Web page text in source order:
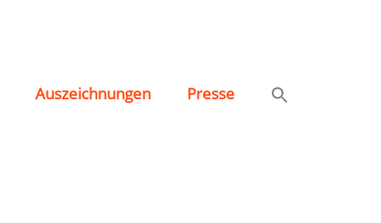
Auszeichnungen Presse